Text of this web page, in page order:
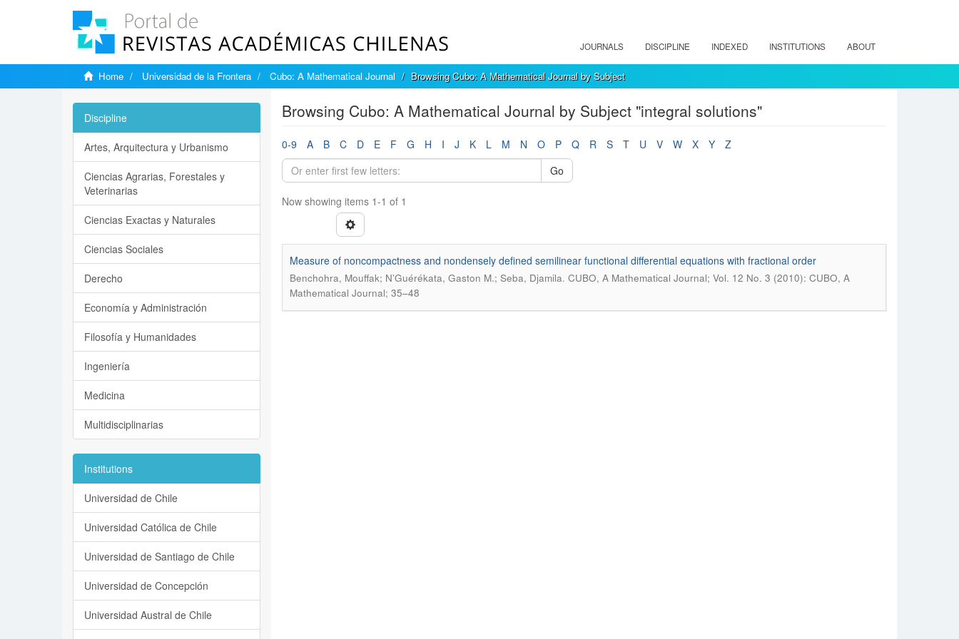
JOURNALS DISCIPLINE INDEXED INSTITUTIONS ABOUT
Home Universidad de la Frontera Cubo: A Mathematical Journal Browsing Cubo: A Mathematical Journal by Subject
Browsing Cubo: A Mathematical Journal by Subject "integral solutions"
0-9 A B C D E F G H I J K L M N O P Q R S T U V W X Y
Z
Go
Now showing items 1-1 of 1
Measure of noncompactness and nondensely defined semilinear functional differential equations with fractional order
Benchohra, Mouffak; N’Guérékata, Gaston M.; Seba, Djamila. CUBO, A Mathematical Journal; Vol. 12 No. 3 (2010): CUBO, A
Mathematical Journal; 35–48
Discipline
Artes, Arquitectura y Urbanismo
Ciencias Agrarias, Forestales y
Veterinarias
Ciencias Exactas y Naturales
Ciencias Sociales
Derecho
Economía y Administración
Filosofía y Humanidades
Ingeniería
Medicina
Multidisciplinarias
Institutions
Universidad de Chile
Universidad Católica de Chile
Universidad de Santiago de Chile
Universidad de Concepción
Universidad Austral de Chile